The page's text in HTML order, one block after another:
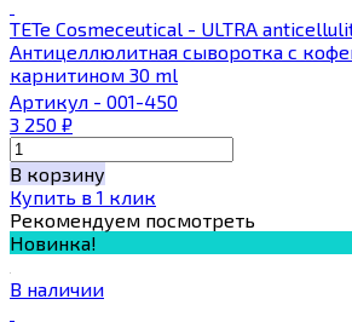
TETe Cosmeceutical - ULTRA
Антицеллюлитная сыворотка с
карнитином 30 ml
Артикул - 001-450
3 250 ₽
В корзину
Купить в 1 клик
Рекомендуем посмотреть
Новинка!
В наличии